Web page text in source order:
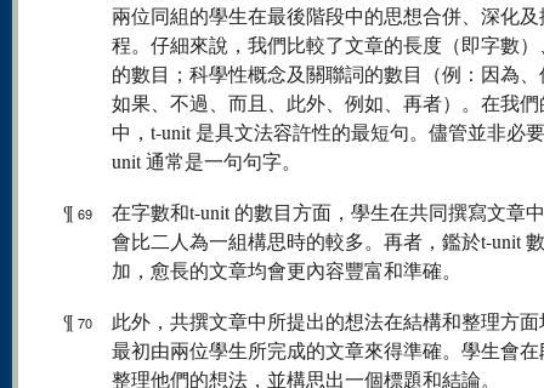
兩位同組的學生在最後階段中的思想合併、深化
程。仔細來說，我們比較了文章的長度（即字數）
的數目；科學性概念及關聯詞的數目（例：因為
如果、不過、而且、此外、例如、再者）。在我
中，t-unit 是具文法容許性的最短句。儘管並非必
unit 通常是一句句字。
¶ 69
在字數和t-unit 的數目方面，學生在共同撰寫文章
會比二人為一組構思時的較多。再者，鑑於t-unit
加，愈長的文章均會更內容豐富和準確。
¶ 70
此外，共撰文章中所提出的想法在結構和整理方
最初由兩位學生所完成的文章來得準確。學生會
整理他們的想法，並構思出一個標題和結論。